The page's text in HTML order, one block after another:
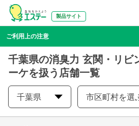
製品サイト
ご利用上の注意
千葉県の消臭力 玄関・リビ
ーケを扱う店舗一覧
千葉県 市区町村を選